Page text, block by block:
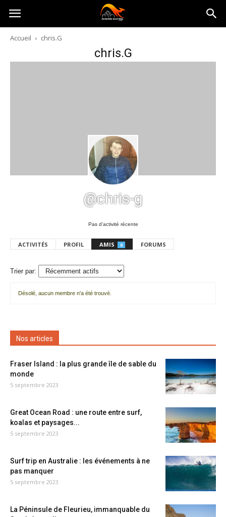
Australia-
australie.com
Accueil chris.G
chris.G
@chris-g
Pas d’activité récente
ACTIVITÉS PROFIL AMIS 0 FORUMS
Trier par:
amis
Désolé, aucun membre n'a été trouvé.
Nos articles
Fraser Island : la plus grande île de sable du
monde
5 septembre 2023
Great Ocean Road : une route entre surf,
koalas et paysages...
5 septembre 2023
Surf trip en Australie : les événements à ne
pas manquer
5 septembre 2023
La Péninsule de Fleurieu, immanquable du